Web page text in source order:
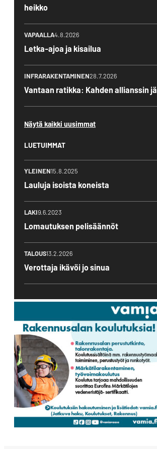
heikko
VAPAALLA4.8.2026
Letka-ajoa ja kisailua
INFRARAKENTAMINEN28.7.2026
Vantaan ratikka: Kahden allianssin
Näytä kaikki uusimmat
LUETUIMMAT
YLEINEN15.8.2025
Lauluja isoista koneista
LAKI9.6.2023
Lomautuksen pelisäännöt
TALOUS13.2.2026
Verottaja ikävöi jo sinua